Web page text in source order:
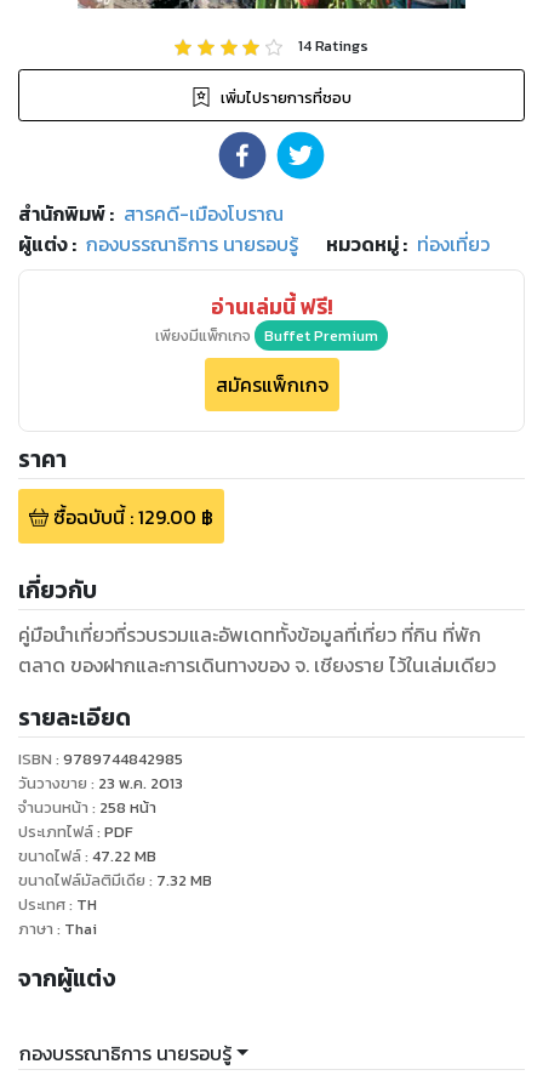
14Ratings
เพิ่มไปรายการที่ชอบ
สำนักพิมพ์: สารคดี-เมืองโบราณ
ผู้แต่ง : กองบรรณาธิการ นายรอบรู้ หมวดหมู่: ท่องเที่ยว
อ่านเล่มนี้ ฟรี!
เพียงมีแพ็กเกจ Buffet Premium
สมัครแพ็กเกจ
ราคา
ซื้อฉบับนี้:129.00 ฿
เกี่ยวกับ
คู่มือนำเที่ยวที่รวบรวมและอัพเดททั้งข้อมูลที่เที่ยว ที่กิน ที่พัก
ตลาด ของฝากและการเดินทางของ จ. เชียงราย ไว้ในเล่มเดียว
รายละเอียด
ISBN : 9789744842985
วันวางขาย : 23 พ.ค. 2013
จำนวนหน้า : 258 หน้า
ประเภทไฟล์: PDF
ขนาดไฟล์: 47.22 MB
ขนาดไฟล์มัลติมีเดีย : 7.32 MB
ประเทศ: TH
ภาษา : Thai
จากผู้แต่ง
กองบรรณาธิการ นายรอบรู้